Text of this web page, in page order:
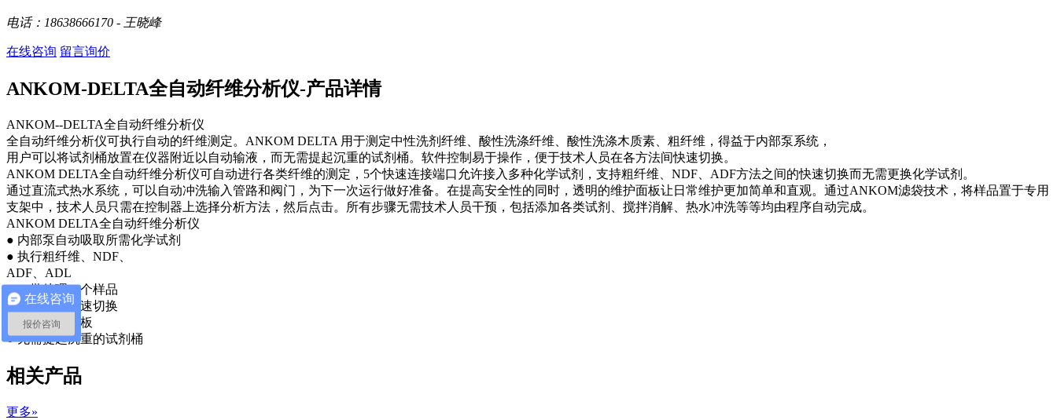
电话：18638666170 - 王晓峰
在线咨询 留言询价
ANKOM-DELTA全自动纤维分析仪-产品详情
ANKOM--DELTA全自动纤维分析仪
全自动纤维分析仪可执行自动的纤维测定。ANKOM DELTA 用于测定中性洗剂纤维、酸性洗涤纤维、酸性洗涤木质素、粗纤维，得益于内部泵系统，
用户可以将试剂桶放置在仪器附近以自动输液，而无需提起沉重的试剂桶。软件控制易于操作，便于技术人员在各方法间快速切换。
ANKOM DELTA全自动纤维分析仪可自动进行各类纤维的测定，5个快速连接端口允许接入多种化学试剂，支持粗纤维、NDF、ADF方法之间的快速切换而无需更换化学试剂。
通过直流式热水系统，可以自动冲洗输入管路和阀门，为下一次运行做好准备。在提高安全性的同时，透明的维护面板让日常维护更加简单和直观。通过ANKOM滤袋技术，将样品置于专用
支架中，技术人员只需在控制器上选择分析方法，然后点击。所有步骤无需技术人员干预，包括添加各类试剂、搅拌消解、热水冲洗等等均由程序自动完成。
ANKOM DELTA全自动纤维分析仪
● 内部泵自动吸取所需化学试剂
● 执行粗纤维、NDF、
ADF、ADL
● 一批处理24个样品
● 方法之间快速切换
● 透明维护面板
● 无需提起沉重的试剂桶
相关产品
更多»
在线咨询
报价咨询